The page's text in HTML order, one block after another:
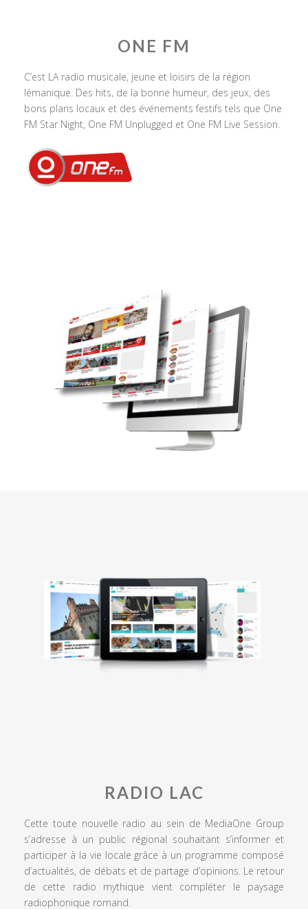
ONE FM
C’est LA radio musicale, jeune et loisirs de la région
lémanique. Des hits, de la bonne humeur, des jeux, des
bons plans locaux et des événements festifs tels que One
FM Star Night, One FM Unplugged et One FM Live Session.
RADIO LAC
Cette toute nouvelle radio au sein de MediaOne Group
s’adresse à un public régional souhaitant s’informer et
participer à la vie locale grâce à un programme composé
d’actualités, de débats et de partage d’opinions. Le retour
de cette radio mythique vient compléter le paysage
radiophonique romand.